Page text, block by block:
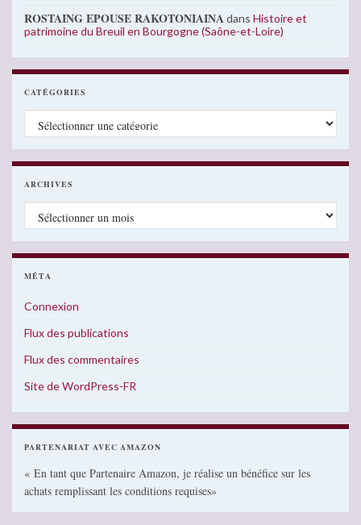
ROSTAING EPOUSE RAKOTONIAINAdans Histoire et
patrimoine du Breuil en Bourgogne (Saône-et-Loire)
CATÉGORIES
Catégories
ARCHIVES
Archives
MÉTA
Connexion
Flux des publications
Flux des commentaires
Site de WordPress-FR
PARTENARIAT AVEC AMAZON
« En tant que Partenaire Amazon, je réalise un bénéfice sur les
achats remplissant les conditions requises»